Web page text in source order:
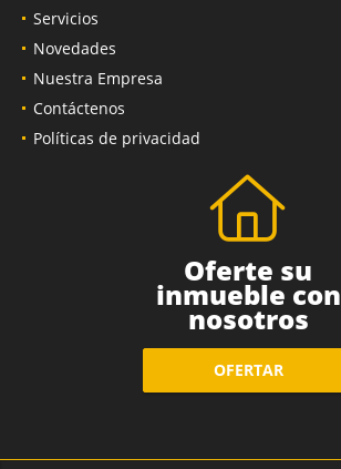
Servicios
Novedades
Nuestra Empresa
Contáctenos
Políticas de privacidad
Oferte su
inmueble con
nosotros
OFERTAR